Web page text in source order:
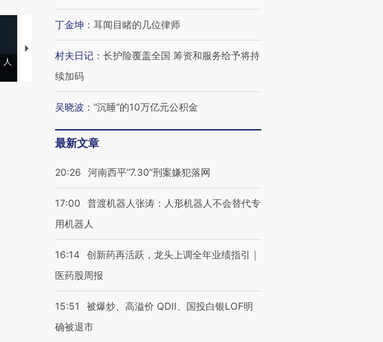
人
【推广】走进第四届链博
会，让数智科技“链”接产
【特别呈现】寻找100种
【商旅对话】华住集团
CFO：不靠规模取胜，华
丁金坤 ： 耳闻目睹的几位律师
村夫日记 ： 长护险覆盖全国 筹资和服务给予将持
续加码
吴晓波 ： “沉睡”的10万亿元公积金
最新文章
20:26 河南西平“7.30”刑案嫌犯落网
17:00
普渡机器人张涛：人形机器人不会替代专
用机器人
16:14 创新药再活跃，龙头上调全年业绩指引｜
医药股周报
15:51
被爆炒、高溢价 QDII、国投白银LOF明
确被退市